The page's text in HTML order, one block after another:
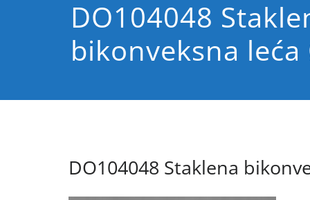
DO104048
bikonveksna
DO104048 Staklena